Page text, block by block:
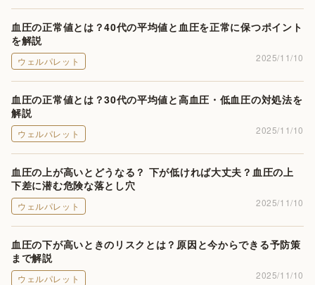
血圧の正常値とは？40代の平均値と血圧を正常に保つポイント
を解説
ウェルパレット 2025/11/10
血圧の正常値とは？30代の平均値と高血圧・低血圧の対処法を
解説
ウェルパレット 2025/11/10
血圧の上が高いとどうなる？ 下が低ければ大丈夫？血圧の上
下差に潜む危険な落とし穴
ウェルパレット 2025/11/10
血圧の下が高いときのリスクとは？原因と今からできる予防策
まで解説
ウェルパレット 2025/11/10